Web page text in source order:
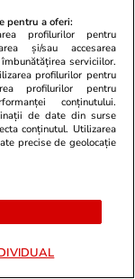
pentru a oferi:
profilurilor pentru
și/sau accesarea
serviciilor.
profilurilor pentru
profilurilor pentru
conținutului.
de date din surse
conținutul. Utilizarea
precise de geolocație